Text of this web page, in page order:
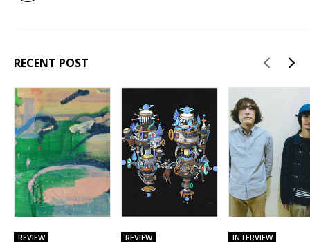
RECENT POST
REVIEW REVIEW INTERVIEW